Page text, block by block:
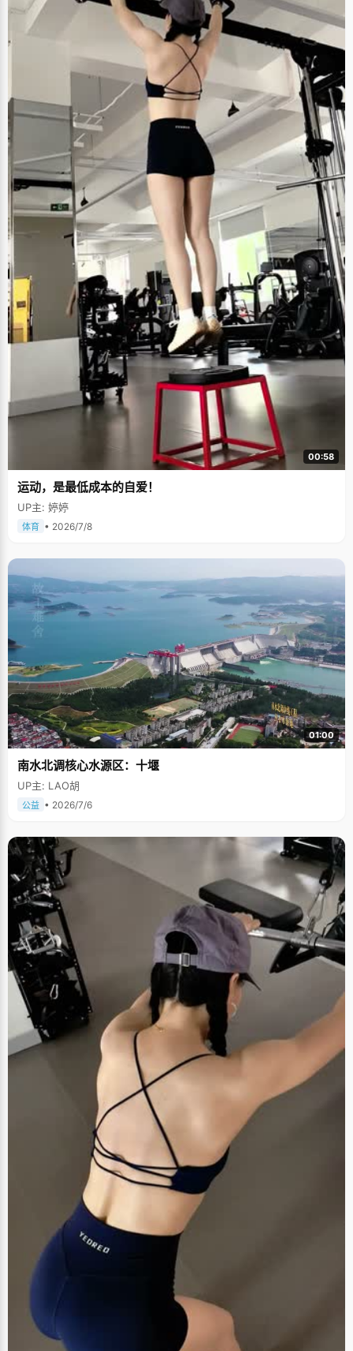
00:58
运动，是最低成本的自爱！
UP主: 婷婷
体育 • 2026/7/8
01:00
南水北调核心水源区：十堰
UP主: LAO胡
公益 • 2026/7/6